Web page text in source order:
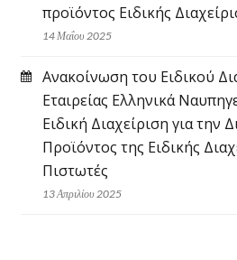
προϊόντος Ειδικής
14 Μαΐου 2025
Ανακοίνωση του Ειδικού
Εταιρείας Ελληνικά
Ειδική Διαχείριση για την
Προϊόντος της Ειδικής
Πιστωτές
13 Απριλίου 2025